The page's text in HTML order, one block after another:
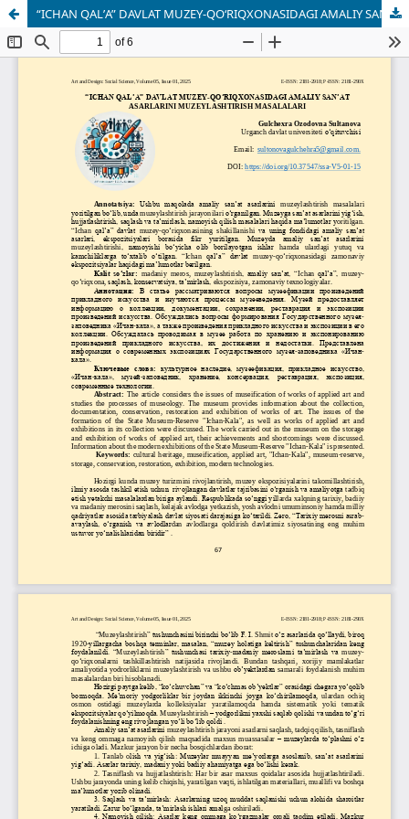
“ICHAN QALʼA” DAVLAT MUZEY-QOʻRIQXONASIDAGI AMALIY SANʼAT ASARLARINI MUZEYLASHTIRISH MASALALARI